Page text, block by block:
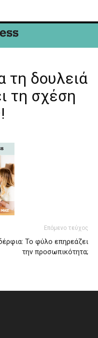
τη δουλειά
τη σχέση
Επόμενο τεύχος
Το φύλο επηρεάζει
την προσωπικότητα;